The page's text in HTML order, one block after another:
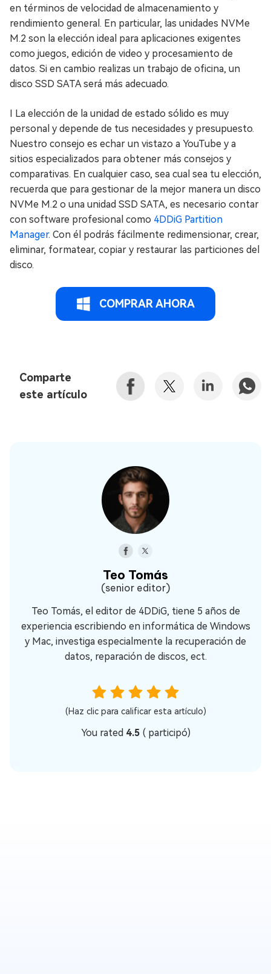
en términos de velocidad de almacenamiento y
rendimiento general. En particular, las unidades NVMe
M.2 son la elección ideal para aplicaciones exigentes
como juegos, edición de video y procesamiento de
datos. Si en cambio realizas un trabajo de oficina, un
disco SSD SATA será más adecuado.
I La elección de la unidad de estado sólido es muy
personal y depende de tus necesidades y presupuesto.
Nuestro consejo es echar un vistazo a YouTube y a
sitios especializados para obtener más consejos y
comparativas. En cualquier caso, sea cual sea tu elección,
recuerda que para gestionar de la mejor manera un disco
NVMe M.2 o una unidad SSD SATA, es necesario contar
con software profesional como 4DDiG Partition
Manager. Con él podrás fácilmente redimensionar, crear,
eliminar, formatear, copiar y restaurar las particiones del
disco.
COMPRAR AHORA
Comparte
este artículo
Teo Tomás
(senior editor)
Teo Tomás, el editor de 4DDiG, tiene 5 años de
experiencia escribiendo en informática de Windows
y Mac, investiga especialmente la recuperación de
datos, reparación de discos, ect.
(Haz clic para calificar esta artículo)
You rated 4.5 ( participó)